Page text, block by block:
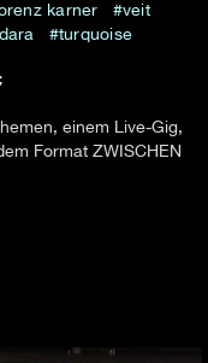
karner
veit
dara
turquoise
einem Live-Gig,
Format ZWISCHEN